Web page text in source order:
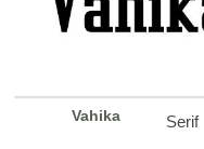
Vahika Serif